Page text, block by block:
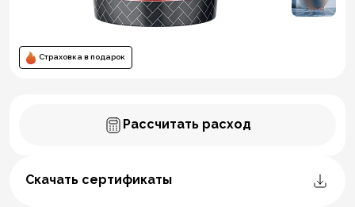
Страховка в подарок
Рассчитать расход
Скачать сертификаты